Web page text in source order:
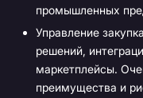
промышленных
Управление
решений,
маркетплейсы.
преимущества и